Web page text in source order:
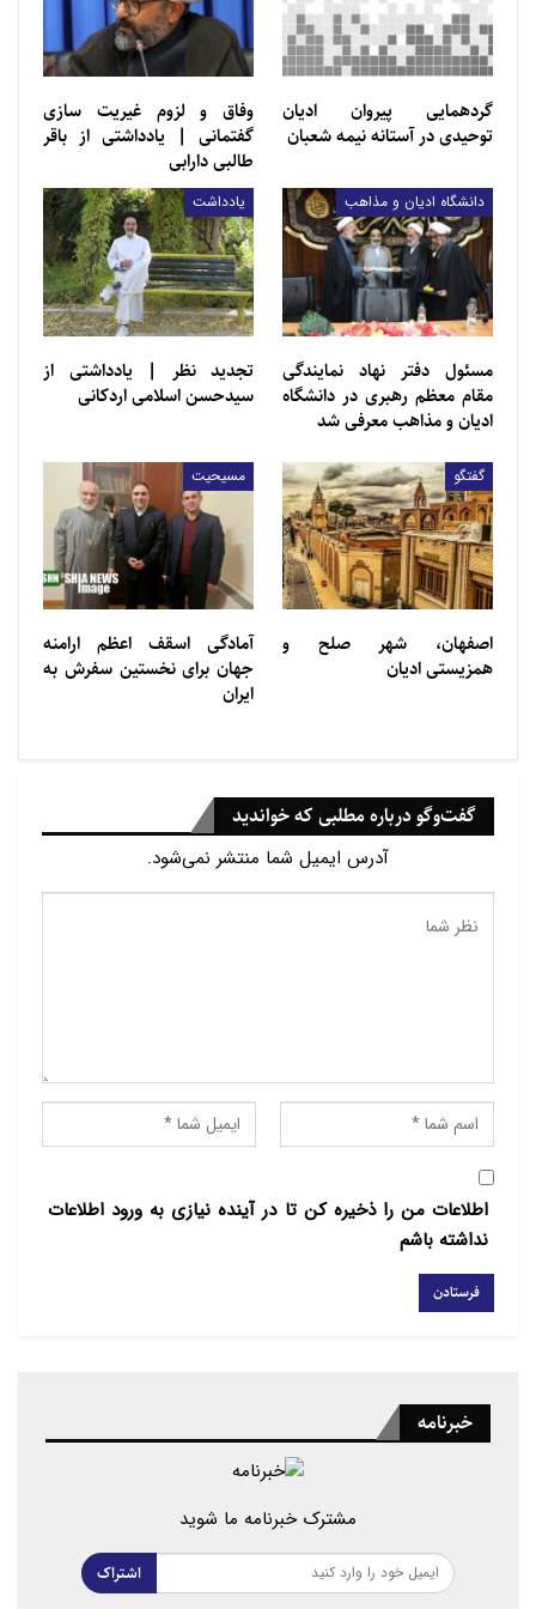
گردهمایی پیروان ادیان
توحیدی در آستانه نیمه شعبان
وفاق و لزوم غیریت سازی
گفتمانی | یادداشتی از باقر
طالبی دارابی
دانشگاه ادیان و مذاهب
مسئول دفتر نهاد نمایندگی
مقام معظم رهبری در دانشگاه
ادیان و مذاهب معرفی شد
یادداشت
تجديد ‌‌نظر | یادداشتی از
سيدحسن اسلامی اردكانی
گفتگو
اصفهان، شهر صلح و
همزیستی ادیان
مسیحیت
آمادگی اسقف اعظم ارامنه
جهان برای نخستین سفرش به
ایران
گفت‌وگو درباره مطلبی که خواندید
آدرس ایمیل شما منتشر نمی‌شود.
اطلاعات من را ذخیره کن تا در آینده نیازی به ورود اطلاعات
نداشته باشم
خبرنامه
مشترک خبرنامه ما شوید
اشتراک